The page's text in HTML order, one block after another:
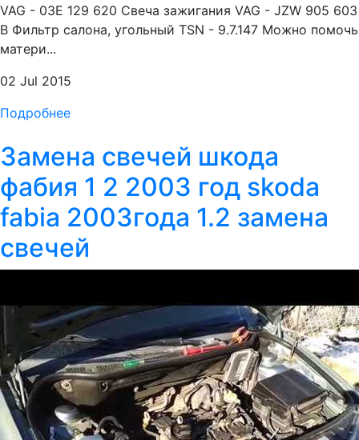
VAG - 03E 129 620 Свеча зажигания VAG - JZW 905 603
B Фильтр салона, угольный TSN - 9.7.147 Можно помочь
матери...
02 Jul 2015
Подробнее
Замена свечей шкода
фабия 1 2 2003 год skoda
fabia 2003года 1.2 замена
свечей